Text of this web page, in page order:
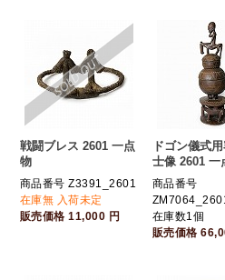
戦闘ブレス 2601 一点
物
商品番号 Z3391_2601
在庫無 入荷未定
販売価格11,000 円
ドゴン儀式
士像 2601 一
商品番号
在庫数1個
販売価格